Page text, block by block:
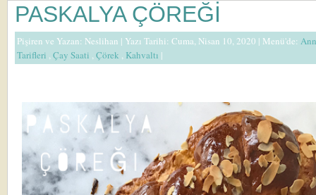
PASKALYA ÇÖREĞİ
Pişiren ve Yazan: Neslihan | Yazı Tarihi: Cuma, Nisan 10, 2020 | Menü'de:
Tarifleri ,Çay Saati ,Çörek , Kahvaltı |